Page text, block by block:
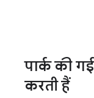
पार्क की
करती हैं